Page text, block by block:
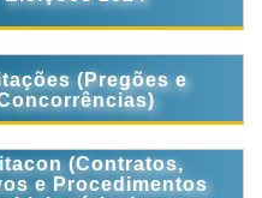
(Pregões e
(Contratos,
e Procedimentos